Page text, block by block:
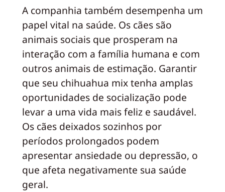
A companhia também desempenha um
papel vital na saúde. Os cães são
animais sociais que prosperam na
interação com a família humana e com
outros animais de estimação. Garantir
que seu chihuahua mix tenha amplas
oportunidades de socialização pode
levar a uma vida mais feliz e saudável.
Os cães deixados sozinhos por
períodos prolongados podem
apresentar ansiedade ou depressão, o
que afeta negativamente sua saúde
geral.